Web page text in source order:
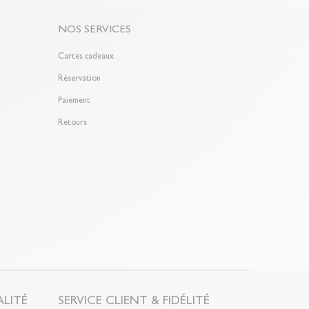
NOS SERVICES
Cartes cadeaux
Réservation
Paiement
Retours
SERVICE CLIENT & FIDÉLITÉ